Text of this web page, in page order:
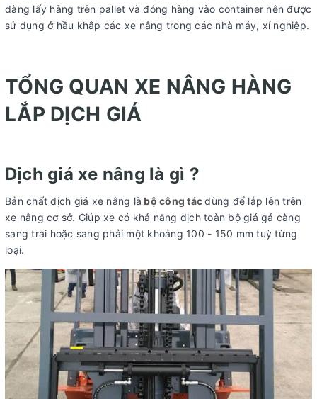
dàng lấy hàng trên pallet và đóng hàng vào container nên được
sử dụng ở hầu khắp các xe nâng trong các nhà máy, xí nghiệp.
TỔNG QUAN XE NÂNG HÀNG
LẮP DỊCH GIÁ
Dịch giá xe nâng là gì ?
Bản chất dịch giá xe nâng là bộ công tácdùng để lắp lên trên
xe nâng cơ sở. Giúp xe có khả năng dịch toàn bộ giá gá càng
sang trái hoặc sang phải một khoảng 100 - 150 mm tuỳ từng
loại.